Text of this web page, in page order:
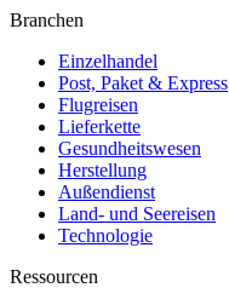
Branchen
Einzelhandel
Post, Paket & Express
Flugreisen
Lieferkette
Gesundheitswesen
Herstellung
Außendienst
Land- und Seereisen
Technologie
Ressourcen